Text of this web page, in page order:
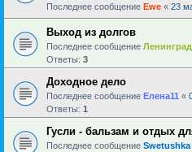
Последнее сообщение Ewe « 23
Выход из долгов
Последнее сообщение
Ответы: 3
Доходное дело
Последнее сообщение Елена11 «
Ответы: 1
Гусли - бальзам и отдых
Последнее сообщение Swetushka